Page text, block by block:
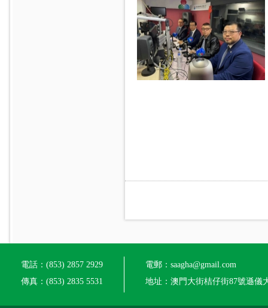
電話：(853) 2857 2929
傳真：(853) 2835 5531
電郵：saagha@gmail.com
地址：澳門大街桔仔街87號遜儀